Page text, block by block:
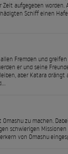
aufgegeben worden.
Schiff einen
Fremden und greifen
er und seine
aber Katara drängt
zu machen. Dabei
schwierigen Missionen
von Omashu